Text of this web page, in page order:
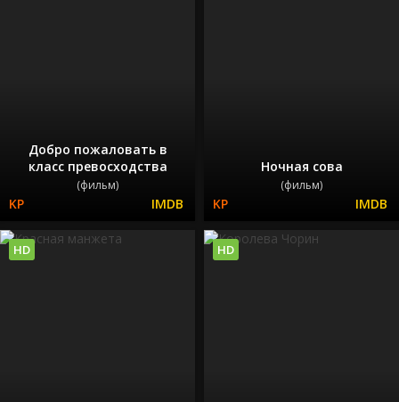
Добро пожаловать в
класс превосходства
(фильм)
Ночная сова
(фильм)
HD HD